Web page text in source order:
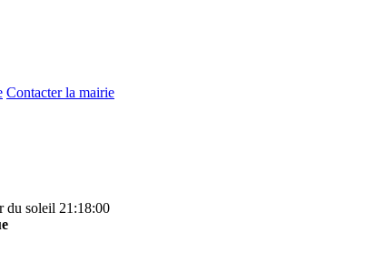
Contacter la mairie
du soleil 21:18:00